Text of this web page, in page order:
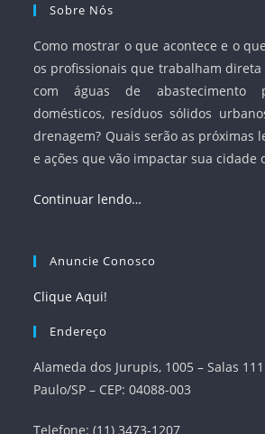
Sobre Nós
Como mostrar o que acontece e o
os profissionais que trabalham
com águas de abastecimento
domésticos, resíduos sólidos
drenagem? Quais serão as próximas
e ações que vão impactar sua cidade
Continuar lendo…
Anuncie Conosco
Clique Aqui!
Endereço
Alameda dos Jurupis, 1005 – Salas
Paulo/SP – CEP: 04088-003
Telefone: (11) 3473-1207